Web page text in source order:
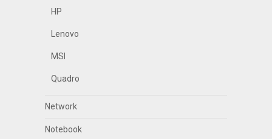
HP
Lenovo
MSI
Quadro
Network
Notebook